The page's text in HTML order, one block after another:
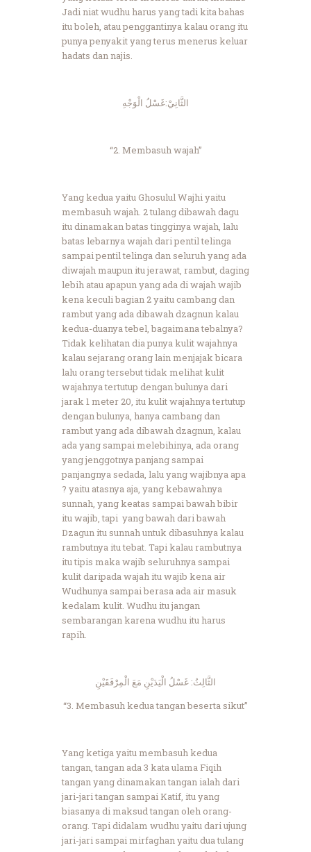
Jadi niat wudhu harus yang tadi kita bahas
itu boleh, atau penggantinya kalau orang itu
punya penyakit yang terus menerus keluar
hadats dan najis.
الثَّانِيْ:غَسْلُ الْوَجْهِ
“2. Membasuh wajah”
Yang kedua yaitu Ghosulul Wajhi yaitu
membasuh wajah. 2 tulang dibawah dagu
itu dinamakan batas tingginya wajah, lalu
batas lebarnya wajah dari pentil telinga
sampai pentil telinga dan seluruh yang ada
diwajah maupun itu jerawat, rambut, daging
lebih atau apapun yang ada di wajah wajib
kena keculi bagian 2 yaitu cambang dan
rambut yang ada dibawah dzagnun kalau
kedua-duanya tebel, bagaimana tebalnya?
Tidak kelihatan dia punya kulit wajahnya
kalau sejarang orang lain menjajak bicara
lalu orang tersebut tidak melihat kulit
wajahnya tertutup dengan bulunya dari
jarak 1 meter 20, itu kulit wajahnya tertutup
dengan bulunya, hanya cambang dan
rambut yang ada dibawah dzagnun, kalau
ada yang sampai melebihinya, ada orang
yang jenggotnya panjang sampai
panjangnya sedada, lalu yang wajibnya apa
? yaitu atasnya aja, yang kebawahnya
sunnah, yang keatas sampai bawah bibir
itu wajib, tapi yang bawah dari bawah
Dzagun itu sunnah untuk dibasuhnya kalau
rambutnya itu tebat. Tapi kalau rambutnya
itu tipis maka wajib seluruhnya sampai
kulit daripada wajah itu wajib kena air
Wudhunya sampai berasa ada air masuk
kedalam kulit. Wudhu itu jangan
sembarangan karena wudhu itu harus
rapih.
الثَّالِثُ: غَسْلُ الْيَدَيْنِ مَعَ الْمِرْفَقَيْنِ
“3. Membasuh kedua tangan beserta sikut”
Yang ketiga yaitu membasuh kedua
tangan, tangan ada 3 kata ulama Fiqih
tangan yang dinamakan tangan ialah dari
jari-jari tangan sampai Katif, itu yang
biasanya di maksud tangan oleh orang-
orang. Tapi didalam wudhu yaitu dari ujung
jari-jari sampai mirfaghan yaitu dua tulang